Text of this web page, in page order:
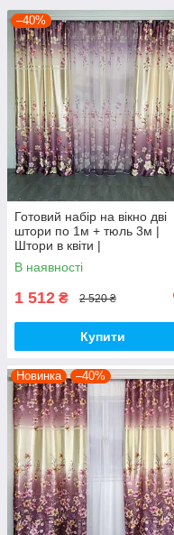
–40%
Готовий набір на вікно дві
штори по 1м + тюль 3м |
Штори в квіти |
В наявності
1 512 ₴ 2 520 ₴
Купити
Новинка –40%